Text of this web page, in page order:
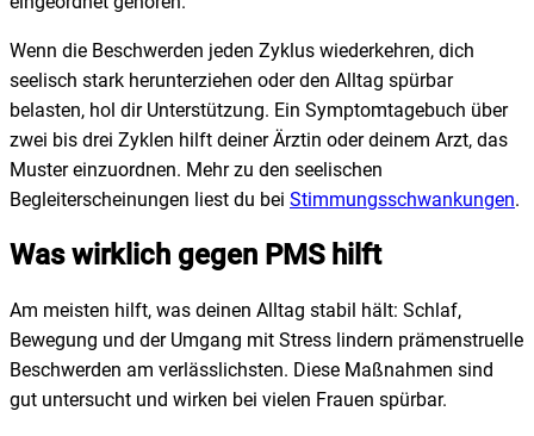
Wenn die Beschwerden jeden Zyklus wiederkehren, dich
seelisch stark herunterziehen oder den Alltag spürbar
belasten, hol dir Unterstützung. Ein Symptomtagebuch über
zwei bis drei Zyklen hilft deiner Ärztin oder deinem Arzt, das
Muster einzuordnen. Mehr zu den seelischen
Begleiterscheinungen liest du bei Stimmungsschwankungen.
Was wirklich gegen PMS hilft
Am meisten hilft, was deinen Alltag stabil hält: Schlaf,
Bewegung und der Umgang mit Stress lindern prämenstruelle
Beschwerden am verlässlichsten. Diese Maßnahmen sind
gut untersucht und wirken bei vielen Frauen spürbar.